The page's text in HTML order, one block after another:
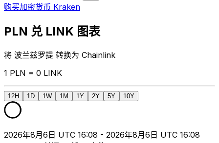
购买加密货币 Kraken
PLN 兑 LINK 图表
将 波兰兹罗提 转换为 Chainlink
1 PLN = 0 LINK
12H 1D 1W 1M 1Y 2Y 5Y 10Y
2026年8月6日 UTC 16:08 - 2026年8月6日 UTC 16:08